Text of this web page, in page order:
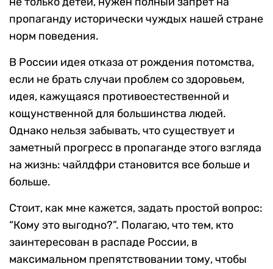
пропаганду исторически чуждых нашей стране
норм поведения.
В России идея отказа от рождения потомства,
если не брать случаи проблем со здоровьем,
идея, кажущаяся противоестественной и
кощунственной для большинства людей.
Однако нельзя забывать, что существует и
заметный прогресс в пропаганде этого взгляда
на жизнь: чайлдфри становится все больше и
больше.
Стоит, как мне кажется, задать простой вопрос:
“Кому это выгодно?”. Полагаю, что тем, кто
заинтересован в распаде России, в
максимальном препятствовании тому, чтобы